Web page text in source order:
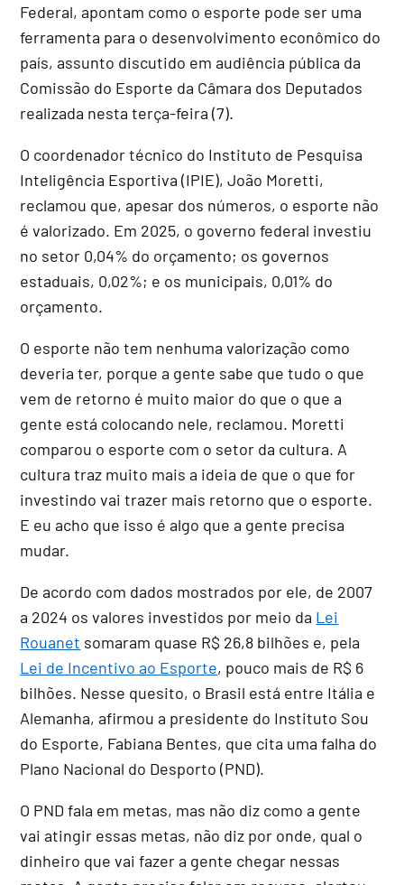
Federal, apontam como o esporte pode ser uma
ferramenta para o desenvolvimento econômico do
país, assunto discutido em audiência pública da
Comissão do Esporte da Câmara dos Deputados
realizada nesta terça-feira (7).
O coordenador técnico do Instituto de Pesquisa
Inteligência Esportiva (IPIE), João Moretti,
reclamou que, apesar dos números, o esporte não
é valorizado. Em 2025, o governo federal investiu
no setor 0,04% do orçamento; os governos
estaduais, 0,02%; e os municipais, 0,01% do
orçamento.
O esporte não tem nenhuma valorização como
deveria ter, porque a gente sabe que tudo o que
vem de retorno é muito maior do que o que a
gente está colocando nele, reclamou. Moretti
comparou o esporte com o setor da cultura. A
cultura traz muito mais a ideia de que o que for
investindo vai trazer mais retorno que o esporte.
E eu acho que isso é algo que a gente precisa
mudar.
De acordo com dados mostrados por ele, de 2007
a 2024 os valores investidos por meio da Lei
Rouanet somaram quase R$ 26,8 bilhões e, pela
Lei de Incentivo ao Esporte, pouco mais de R$ 6
bilhões. Nesse quesito, o Brasil está entre Itália e
Alemanha, afirmou a presidente do Instituto Sou
do Esporte, Fabiana Bentes, que cita uma falha do
Plano Nacional do Desporto (PND).
O PND fala em metas, mas não diz como a gente
vai atingir essas metas, não diz por onde, qual o
dinheiro que vai fazer a gente chegar nessas